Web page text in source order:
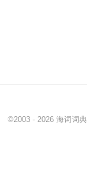
©2003 - 2026 海词词典